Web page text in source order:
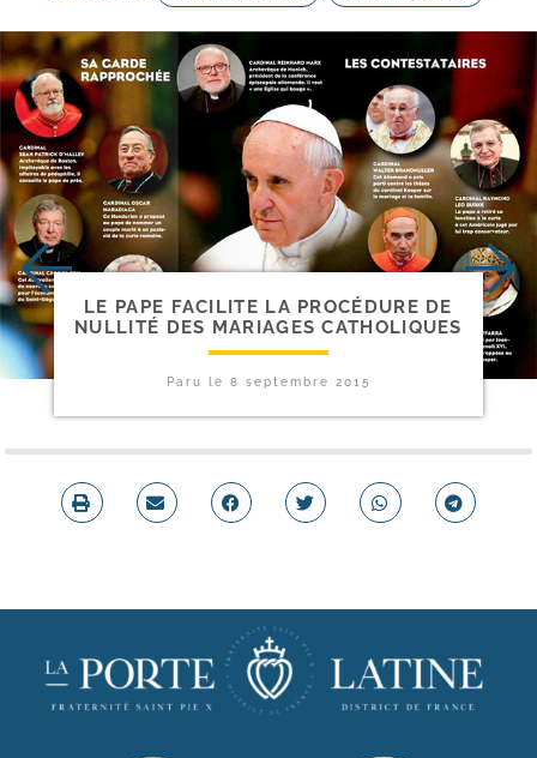
LE PAPE FACILITE LA PROCÉDURE DE
NULLITÉ DES MARIAGES CATHOLIQUES
Paru le 8 septembre 2015